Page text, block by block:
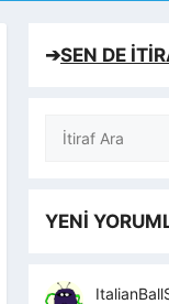
➔SEN DE
Ara
YENİ